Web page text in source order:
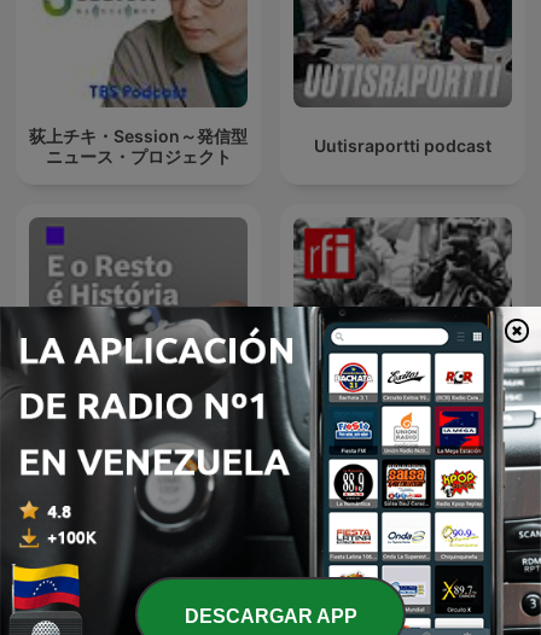
荻上チキ・Session～発信型
ニュース・プロジェクト
Uutisraportti podcast
E o Resto é História 要闻解说
DESCARGAR APP